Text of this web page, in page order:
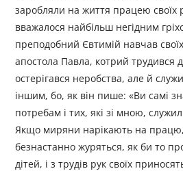
заробляли на життя працею своїх
вважалося найбільш негідним
преподобний Євтимій навчав
апостола Павла, котрий трудився
остерігався неробства, але й
іншим, бо, як він пише: «Ви самі
потребам і тих, які зі мною,
Якщо миряни нарікають на
безнастанно журяться, як би то
дітей, і з трудів рук своїх